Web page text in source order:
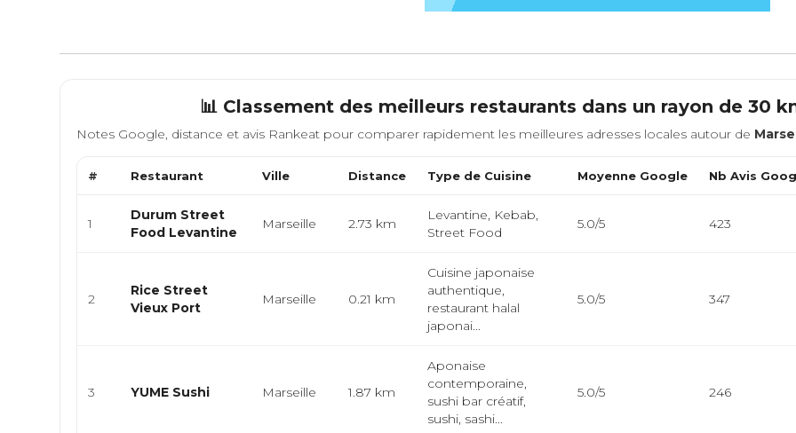
📊 Classement des meilleurs restaurants dans un rayon de 30
Notes Google, distance et avis Rankeat pour comparer rapidement les meilleures adresses locales autour de
# Restaurant Ville Distance Type de Cuisine Moyenne Google Nb Avis
1
Durum Street
Food Levantine
Marseille 2.73 km
Levantine, Kebab,
Street Food
5.0/5 423
2
Rice Street
Vieux Port
Marseille 0.21 km
Cuisine japonaise
authentique,
restaurant halal
japonai...
5.0/5 347
3 YUME Sushi Marseille 1.87 km
Aponaise
contemporaine,
sushi bar créatif,
sushi, sashi...
5.0/5 246